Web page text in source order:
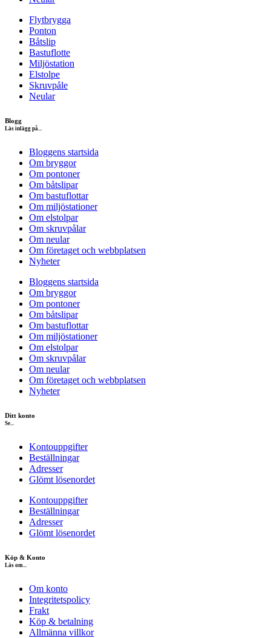
Flytbrygga
Ponton
Båtslip
Bastuflotte
Miljöstation
Elstolpe
Skruvpåle
Neular
Blogg
Läs inlägg på...
Bloggens startsida
Om bryggor
Om pontoner
Om båtslipar
Om bastuflottar
Om miljöstationer
Om elstolpar
Om skruvpålar
Om neular
Om företaget och webbplatsen
Nyheter
Bloggens startsida
Om bryggor
Om pontoner
Om båtslipar
Om bastuflottar
Om miljöstationer
Om elstolpar
Om skruvpålar
Om neular
Om företaget och webbplatsen
Nyheter
Ditt konto
Se...
Kontouppgifter
Beställningar
Adresser
Glömt lösenordet
Kontouppgifter
Beställningar
Adresser
Glömt lösenordet
Köp & Konto
Läs om...
Om konto
Integritetspolicy
Frakt
Köp & betalning
Allmänna villkor